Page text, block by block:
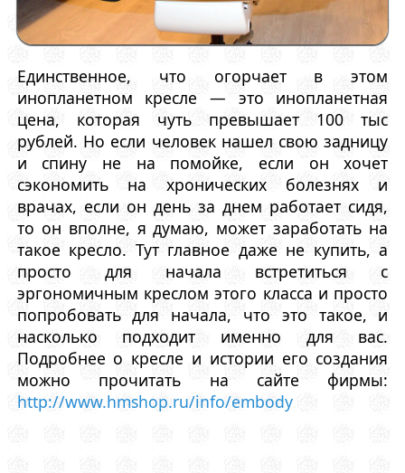
Единственное, что огорчает в этом
инопланетном кресле — это инопланетная
цена, которая чуть превышает 100 тыс
рублей. Но если человек нашел свою задницу
и спину не на помойке, если он хочет
сэкономить на хронических болезнях и
врачах, если он день за днем работает сидя,
то он вполне, я думаю, может заработать на
такое кресло. Тут главное даже не купить, а
просто для начала встретиться с
эргономичным креслом этого класса и просто
попробовать для начала, что это такое, и
насколько подходит именно для вас.
Подробнее о кресле и истории его создания
можно прочитать на сайте фирмы:
http://www.hmshop.ru/info/embody